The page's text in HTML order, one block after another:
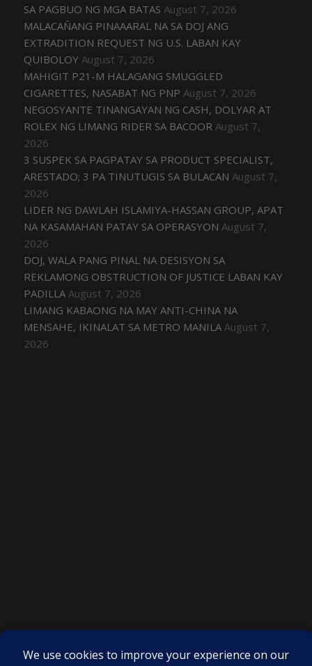
SA PAGBUO NG MGA BATAS August 7, 2026
MALACAÑANG PINAAARAL NA SA DOJ ANG
EXTRADITION REQUEST NG U.S. LABAN KAY
QUIBOLOY August 7, 2026
MAHIGIT P21-M HALAGANG SMUGGLED
CIGARETTES, NASABAT NG PNP August 7, 2026
NEGOSYANTE TINANGAYAN NG CASH, DOLYAR AT
ROLEX NG LIMANG RIDER SA BACOOR August 7,
2026
3 SUSPEK SA PAGPATAY SA PRODUCT SPECIALIST,
ARESTADO; 3 PA TINUTUGIS SA BULACAN August 7,
2026
LIDER NG DAWLAH ISLAMIYA-HASSAN GROUP, APAT
NA KASAMAHAN PATAY SA OPERASYON August 7,
2026
DOJ, WALA PANG PINAL NA DESISYON SA
REKLAMONG OBSTRUCTION OF JUSTICE LABAN KAY
PADILLA August 7, 2026
LIMANG KABAONG NA MAY ANTI-CHINA NA
MENSAHE, IKINALAT SA METRO MANILA August 7,
2026